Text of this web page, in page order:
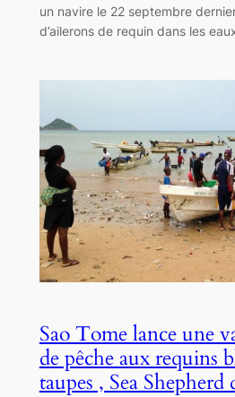
un navire le 22 septembre
d’ailerons de requin dans les
Sao Tome lance une
de pêche aux requins
taupes , Sea Shepherd